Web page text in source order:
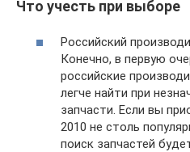
Что учесть при выборе
Российский
Конечно, в первую
российские
легче найти при
запчасти. Если вы
2010 не столь
поиск запчастей